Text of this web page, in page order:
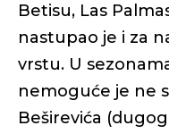
Betisu, Las
nastupao je i za
vrstu. U
nemoguće je ne
Beširevića